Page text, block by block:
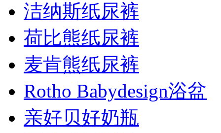
洁纳斯纸尿裤
荷比熊纸尿裤
麦肯熊纸尿裤
Rotho Babydesign浴盆
亲好贝好奶瓶